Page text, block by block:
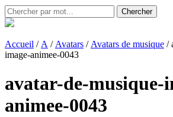
Chercher
Accueil / A / Avatars / Avatars de musique /
image-animee-0043
avatar-de-musique-
animee-0043